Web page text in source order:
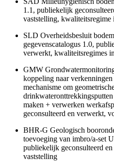
1.1, publiekelijk
vaststelling, kwaliteitsregime
SLD Overheidsbesluit
gegevenscatalogus 1.0,
verwerkt, kwaliteitsregimes
GMW
koppeling naar verkenningen
mechanisme om
drinkwateronttrekkingsputten
maken + verwerken
geconsulteerd en verwerkt,
BHR-G Geologisch
toevoeging van imbro/a-set
publiekelijk geconsulteerd
vaststelling